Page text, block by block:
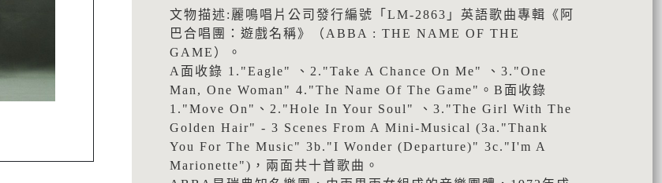
文物描述:麗鳴唱片公司發行編號「LM-2863」英語歌曲專輯《阿
巴合唱團：遊戲名稱》（ABBA : THE NAME OF THE
GAME）。
A面收錄 1."Eagle" 、2."Take A Chance On Me" 、3."One
Man, One Woman" 4."The Name Of The Game"。B面收錄
1."Move On"、2."Hole In Your Soul" 、3."The Girl With The
Golden Hair" - 3 Scenes From A Mini-Musical (3a."Thank
You For The Music" 3b."I Wonder (Departure)" 3c."I'm A
Marionette")，兩面共十首歌曲。